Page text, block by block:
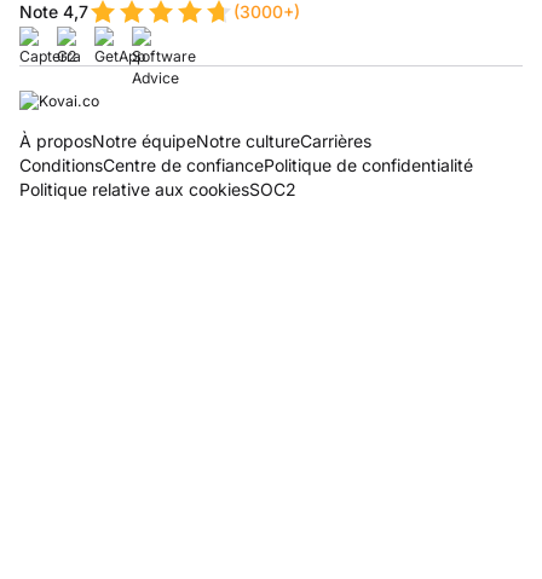
Note 4,7 (3000+)
À proposNotre équipeNotre cultureCarrières
ConditionsCentre de confiancePolitique de confidentialité
Politique relative aux cookiesSOC2